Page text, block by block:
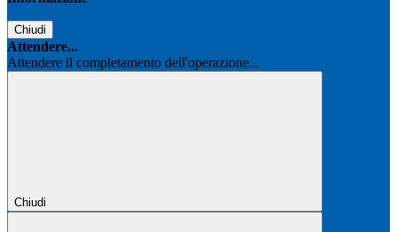
Chiudi
Attendere...
Attendere il completamento dell'operazione...
Chiudi